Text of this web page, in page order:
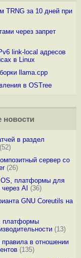
TRNG за 10 дней при
через запрет
link-local адресов
в Linux
llama.cpp
в OSTree
в раздел
(52)
сервер со
(26)
OS, платформы для
AI (36)
GNU Coreutils на
платформы
(13)
в отношении
(135)